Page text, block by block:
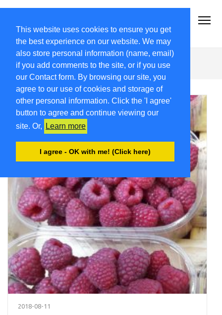
This website uses cookies to ensure you get
the best experience on our website. We may
also store personal information (name, email)
if you add comments to the site, or if you use
our Contact form. By browsing our site, you
agree to our use of cookies and storage of
other personal information. Click the 'I agree'
button to agree and continue viewing our
site. Or,
Learn more
I agree - OK with me! (Click here)
Archivio Articoli del 2018 FriuliVG.com by Giuseppe Longo
Val del Lago
2018-08-11